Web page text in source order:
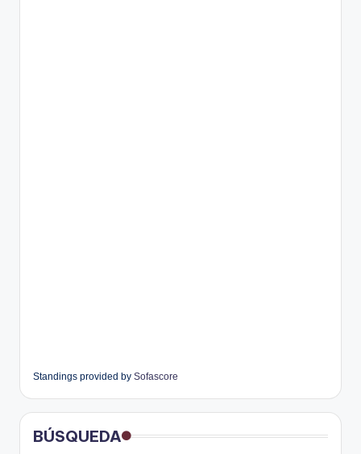
Standings provided by Sofascore
BÚSQUEDA